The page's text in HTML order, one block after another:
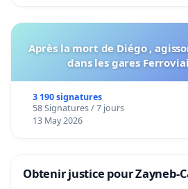
Après la mort de Diégo ,
dans les gares
3 190 signatures
58 Signatures / 7 jours
13 May 2026
Obtenir justice pour Zayneb-